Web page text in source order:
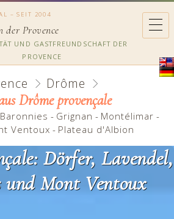
– SEIT 2004
der Provence
UND GASTFREUNDSCHAFT DER
PROVENCE
Drôme
Drôme provençale
Baronnies - Grignan - Montélimar -
Ventoux - Plateau d'Albion
Dörfer, Lavendel,
und Mont Ventoux